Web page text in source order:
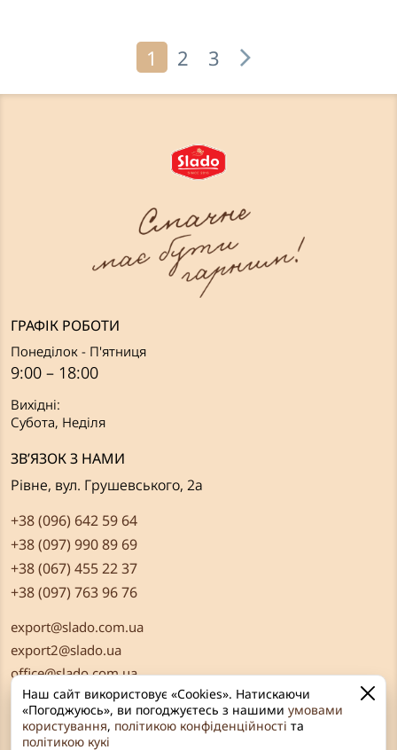
1 2 3
ГРАФІК РОБОТИ
Понеділок - П'ятниця
9:00 – 18:00
Вихідні:
Субота, Неділя
ЗВ’ЯЗОК З НАМИ
Рівне, вул. Грушевського, 2а
+38 (096) 642 59 64
+38 (097) 990 89 69
+38 (067) 455 22 37
+38 (097) 763 96 76
export@slado.com.ua
export2@slado.ua
office@slado.com.ua
Наш сайт використовує «Cookies». Натискаючи
«Погоджуюсь», ви погоджуєтесь з нашими умовами
користування, політикою конфіденційності та
політикою кукі